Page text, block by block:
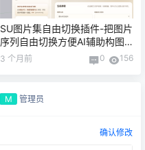
SU图片集自由切换插件-把图片
序列自由切换方便AI辅助构图
制作高质量漫剧必备工具
3 个月前 0 156
M 管理员
确认修改